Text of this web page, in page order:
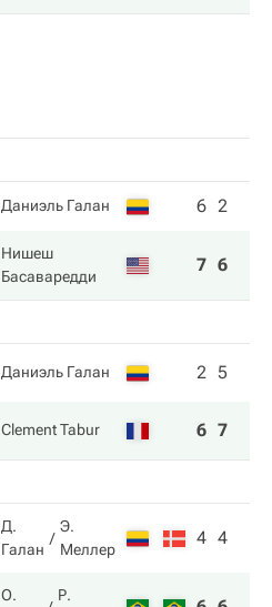
Даниэль Галан 6 2
Нишеш
Басаваредди
7 6
Даниэль Галан 2 5
Clement Tabur 6 7
Д.
Галан
Э.
Меллер
4 4
О.
Р.